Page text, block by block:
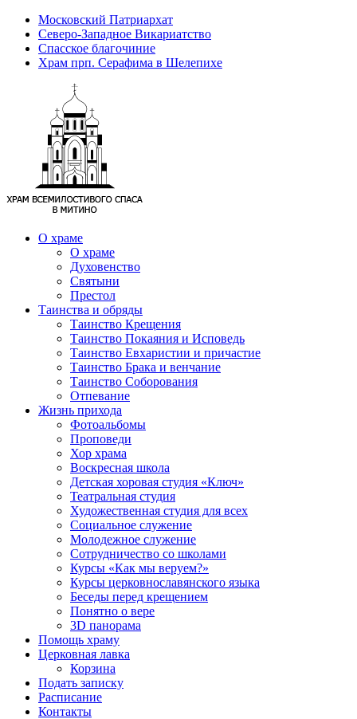
Московский Патриархат
Северо-Западное Викариатство
Спасское благочиние
Храм прп. Серафима в Шелепихе
О храме
О храме
Духовенство
Святыни
Престол
Таинства и обряды
Таинство Крещения
Таинство Покаяния и Исповедь
Таинство Евхаристии и причастие
Таинство Брака и венчание
Таинство Соборования
Отпевание
Жизнь прихода
Фотоальбомы
Проповеди
Хор храма
Воскресная школа
Детская хоровая студия «Ключ»
Театральная студия
Х​удожественная студия для всех
Социальное служение
Молодежное служение
Сотрудничество со школами
Курсы «Как мы веруем?»
Курсы церковнославянского языка
Беседы перед крещением
Понятно о вере
3D панорама
Помощь храму
Церковная лавка
Корзина
Подать записку
Расписание
Контакты